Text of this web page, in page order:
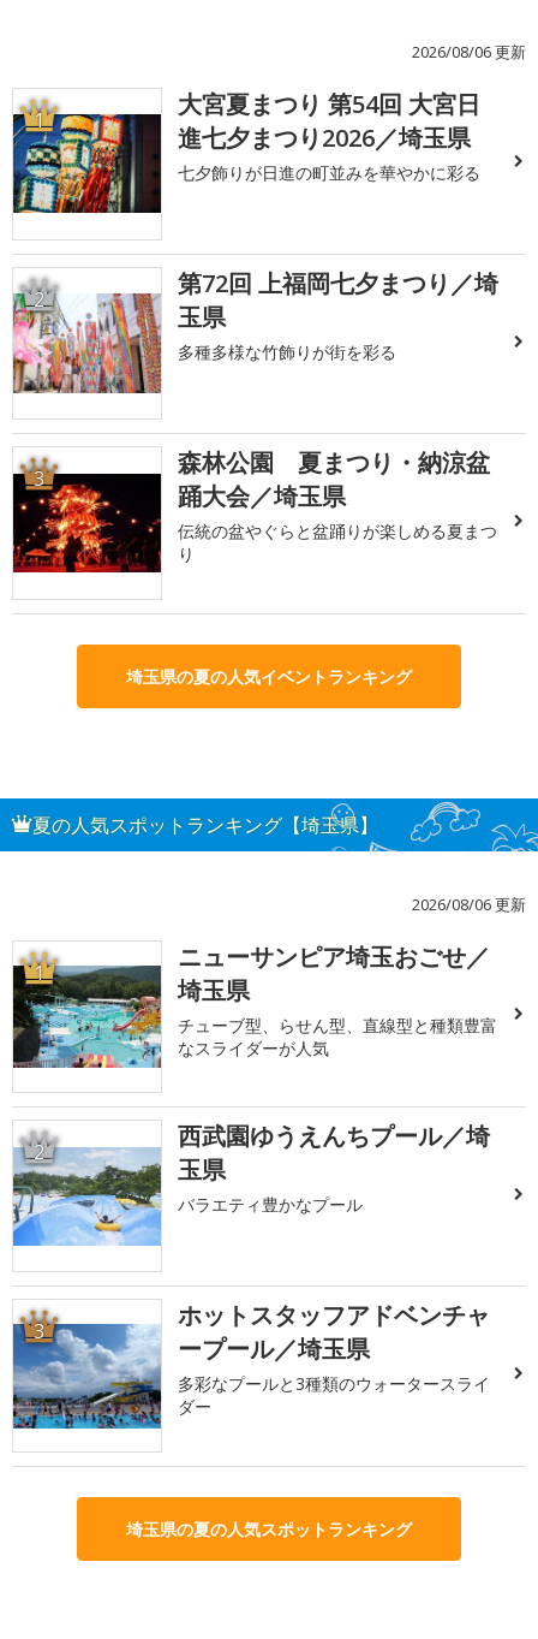
2026/08/06 更新
1
大宮夏まつり 第54回 大宮日
進七夕まつり2026／埼玉県
七夕飾りが日進の町並みを華やかに彩る
2
第72回 上福岡七夕まつり／埼
玉県
多種多様な竹飾りが街を彩る
3
森林公園 夏まつり・納涼盆
踊大会／埼玉県
伝統の盆やぐらと盆踊りが楽しめる夏まつ
り
埼玉県の夏の人気イベントランキング
夏の人気スポットランキング【埼玉県】
2026/08/06 更新
1
ニューサンピア埼玉おごせ／
埼玉県
チューブ型、らせん型、直線型と種類豊富
なスライダーが人気
2
西武園ゆうえんちプール／埼
玉県
バラエティ豊かなプール
3
ホットスタッフアドベンチャ
ープール／埼玉県
多彩なプールと3種類のウォータースライ
ダー
埼玉県の夏の人気スポットランキング